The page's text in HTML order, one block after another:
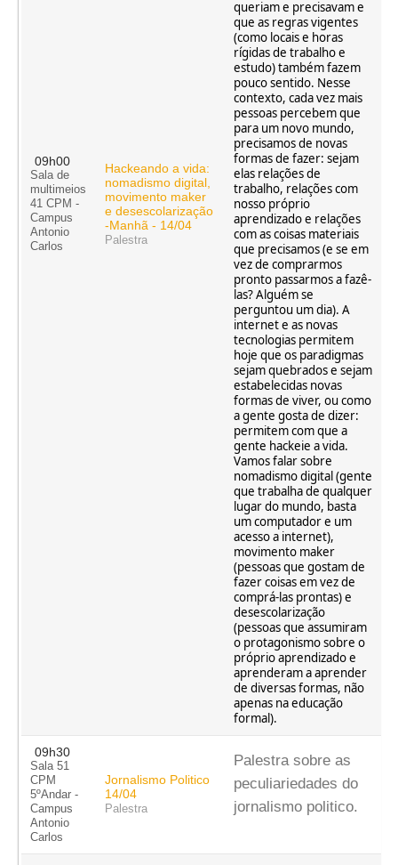
09h00
Sala de
multimeios
41 CPM -
Campus
Antonio
Carlos
Hackeando a vida:
nomadismo digital,
movimento maker
e desescolarização
-Manhã - 14/04
Palestra
queriam e precisavam e
que as regras vigentes
(como locais e horas
rígidas de trabalho e
estudo) também fazem
pouco sentido. Nesse
contexto, cada vez mais
pessoas percebem que
para um novo mundo,
precisamos de novas
formas de fazer: sejam
elas relações de
trabalho, relações com
nosso próprio
aprendizado e relações
com as coisas materiais
que precisamos (e se em
vez de comprarmos
pronto passarmos a fazê-
las? Alguém se
perguntou um dia). A
internet e as novas
tecnologias permitem
hoje que os paradigmas
sejam quebrados e sejam
estabelecidas novas
formas de viver, ou como
a gente gosta de dizer:
permitem com que a
gente hackeie a vida.
Vamos falar sobre
nomadismo digital (gente
que trabalha de qualquer
lugar do mundo, basta
um computador e um
acesso a internet),
movimento maker
(pessoas que gostam de
fazer coisas em vez de
comprá-las prontas) e
desescolarização
(pessoas que assumiram
o protagonismo sobre o
próprio aprendizado e
aprenderam a aprender
de diversas formas, não
apenas na educação
formal).
09h30
Sala 51
CPM
5ºAndar -
Campus
Antonio
Carlos
Jornalismo Politico
14/04
Palestra
Palestra sobre as
peculiariedades do
jornalismo politico.